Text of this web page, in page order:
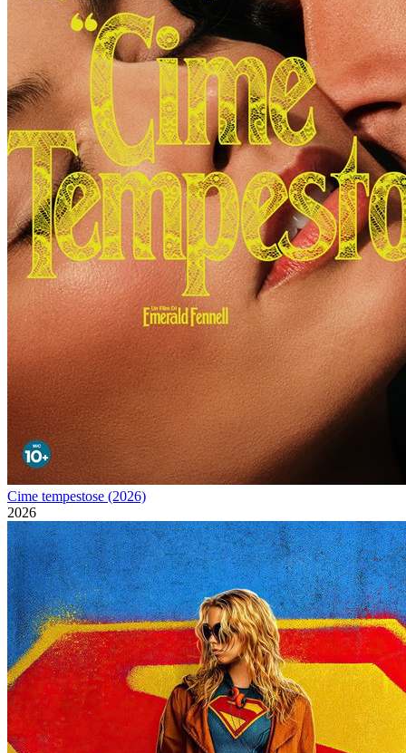
Cime tempestose (2026)
2026